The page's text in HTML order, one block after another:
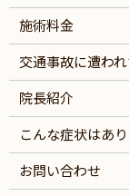
施術料金
交通事故に遭わ
院長紹介
こんな症状はあ
お問い合わせ